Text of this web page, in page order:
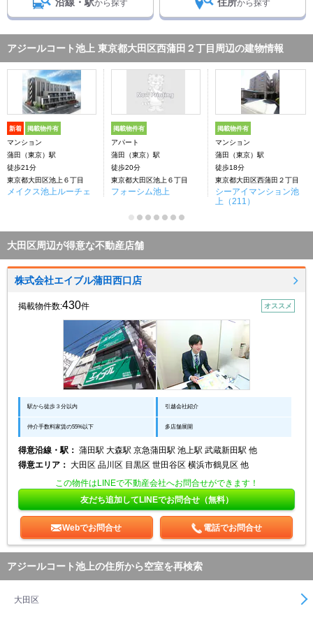
から探す から探す
アジールコート池上 東京都大田区西蒲田２丁目周辺の建物情報
新着 掲載物件有
マンション
蒲田（東京）駅
徒歩21分
東京都大田区池上６丁目
メイクス池上ルーチェ
掲載物件有
アパート
蒲田（東京）駅
徒歩20分
東京都大田区池上６丁目
フォーシム池上
掲載物件有
マンション
蒲田（東京）駅
徒歩18分
東京都大田区西蒲田２丁目
シーアイマンション池
上（211）
大田区周辺が得意な不動産店舗
株式会社エイブル蒲田西口店
掲載物件数:430件 オススメ
駅から徒歩３分以内 引越会社紹介
仲介手数料家賃の55%以下 多店舗展開
得意沿線・駅： 蒲田駅 大森駅 京急蒲田駅 池上駅 武蔵新田駅 他
得意エリア： 大田区 品川区 目黒区 世田谷区 横浜市鶴見区 他
この物件はLINEで不動産会社へお問合せができます！
友だち追加してLINEでお問合せ（無料）
Webでお問合せ 電話でお問合せ
アジールコート池上の住所から空室を再検索
大田区